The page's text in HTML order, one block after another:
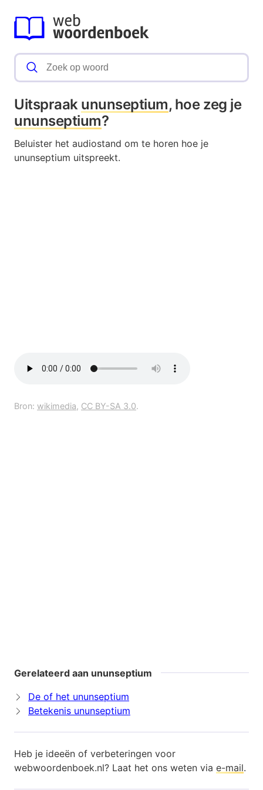
Uitspraak ununseptium, hoe zeg je
ununseptium?
Beluister het audiostand om te horen hoe je
ununseptium uitspreekt.
Bron: wikimedia, CC BY-SA 3.0.
Gerelateerd aan ununseptium
De of het ununseptium
Betekenis ununseptium
Heb je ideeën of verbeteringen voor
webwoordenboek.nl? Laat het ons weten via e-mail.